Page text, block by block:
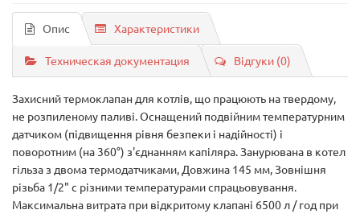
Опис Характеристики
Техническая документация Відгуки (0)
Захисний термоклапан для котлів, що працюють на твердому,
не розпиленому паливі. Оснащений подвійним температурним
датчиком (підвищення рівня безпеки і надійності) і
поворотним (на 360°) з'єднанням капіляра. Занурювана в котел
гільза з двома термодатчиками, Довжина 145 мм, Зовнішня
різьба 1/2" c різними температурами спрацьовування.
Максимальна витрата при відкритому клапані 6500 л / год при